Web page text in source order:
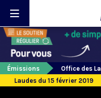
Émissions
Office des
Laudes du 15 février 2019